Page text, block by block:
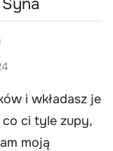
i wkładasz je
ci tyle zupy,
moją